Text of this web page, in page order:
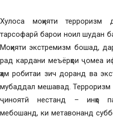
Хулоса моҳияти
тарсофарӣ барои ноил шудан
Моҳияти экстремизм бошад,
рад кардани меъёрҳои ҷомеа
ҳам робитаи зич доранд ва
мубаддал мешавад. Терроризм
ҷиноятӣ нестанд – инҳо
мебошанд, ки метавонанд